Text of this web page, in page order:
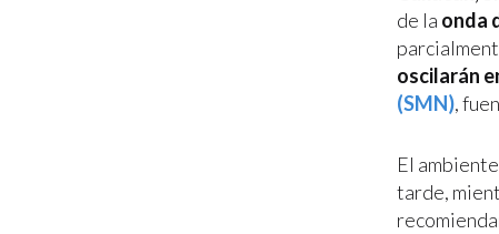
de la onda
oscilarán
(SMN),
El
tarde,